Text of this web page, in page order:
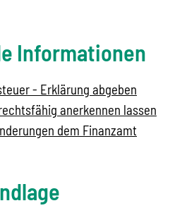
Informationen
- Erklärung abgeben
anerkennen lassen
dem Finanzamt